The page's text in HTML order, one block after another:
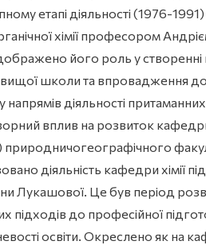
етапі діяльності (1976-
хімії професором
його роль у створенні
і вищої школи та впровадження
діяльності
вплив на розвиток
діяльність кафедри хімії
Лукашової. Це був період
підходів до професійної
освіти. Окреслено як на